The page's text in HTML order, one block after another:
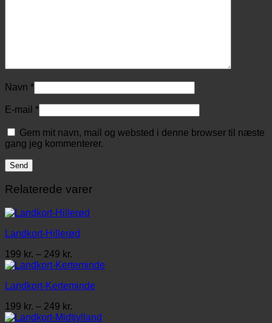
Navn *
E-mail *
Gem mit navn, mail og websted i denne browser til næste
gang jeg kommenterer.
Relaterede varer
Landkort-Hillerød
199 kr. – 249 kr.
199 kr.
249 kr.
Landkort-Kerteminde
199 kr. – 249 kr.
199 kr.